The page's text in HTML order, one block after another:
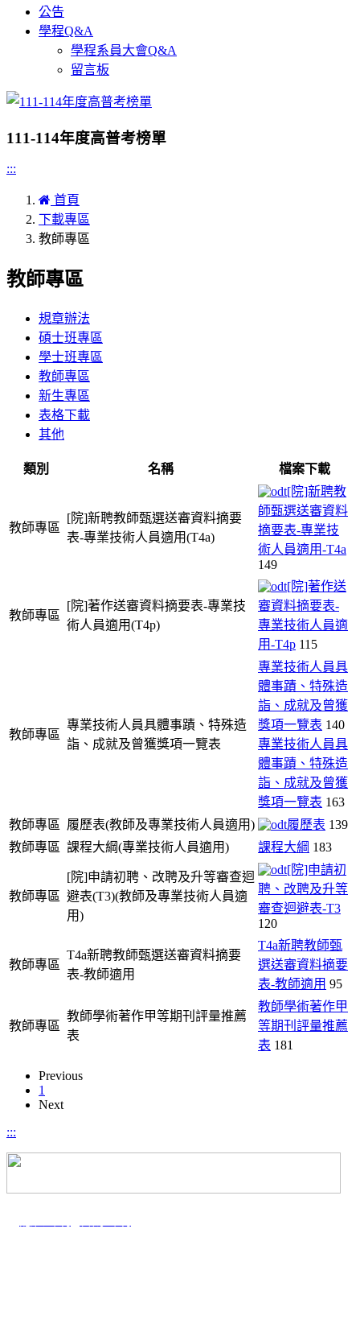
公告
學程Q&A
學程系員大會Q&A
留言板
111-114年度高普考榜單
:::
首頁
下載專區
教師專區
教師專區
規章辦法
碩士班專區
學士班專區
教師專區
新生專區
表格下載
其他
類別 名稱 檔案下載
教師專區
[院]新聘教師甄選送審資料摘要
表-專業技術人員適用(T4a)
[院]新聘教
師甄選送審資料
摘要表-專業技
術人員適用-T4a
149
教師專區
[院]著作送審資料摘要表-專業技
術人員適用(T4p)
[院]著作送
審資料摘要表-
專業技術人員適
用-T4p 115
教師專區
專業技術人員具體事蹟、特殊造
詣、成就及曾獲獎項一覽表
專業技術人員具
體事蹟、特殊造
詣、成就及曾獲
獎項一覽表 140
專業技術人員具
體事蹟、特殊造
詣、成就及曾獲
獎項一覽表 163
教師專區
履歷表(教師及專業技術人員適用) 履歷表 139
教師專區 課程大綱(專業技術人員適用) 課程大綱 183
教師專區
[院]申請初聘、改聘及升等審查迴
避表(T3)(教師及專業技術人員適
用)
[院]申請初
聘、改聘及升等
審查迴避表-T3
120
教師專區
T4a新聘教師甄選送審資料摘要
表-教師適用
T4a新聘教師甄
選送審資料摘要
表-教師適用 95
教師專區
教師學術著作甲等期刊評量推薦
表
教師學術著作甲
等期刊評量推薦
表 181
Previous
1
Next
:::